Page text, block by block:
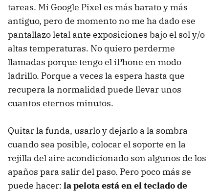
tareas. Mi Google Pixel es más barato y más
antiguo, pero de momento no me ha dado ese
pantallazo letal ante exposiciones bajo el sol y/o
altas temperaturas. No quiero perderme
llamadas porque tengo el iPhone en modo
ladrillo. Porque a veces la espera hasta que
recupera la normalidad puede llevar unos
cuantos eternos minutos.
Quitar la funda, usarlo y dejarlo a la sombra
cuando sea posible, colocar el soporte en la
rejilla del aire acondicionado son algunos de los
apaños para salir del paso. Pero poco más se
puede hacer: la pelota está en el teclado de